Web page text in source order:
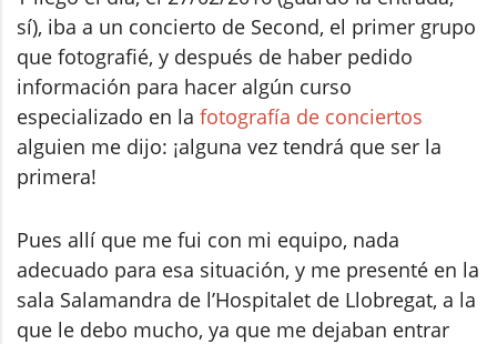
sí), iba a un concierto de Second, el primer grupo
que fotografié, y después de haber pedido
información para hacer algún curso
especializado en la fotografía de conciertos
alguien me dijo: ¡alguna vez tendrá que ser la
primera!
Pues allí que me fui con mi equipo, nada
adecuado para esa situación, y me presenté en la
sala Salamandra de l’Hospitalet de Llobregat, a la
que le debo mucho, ya que me dejaban entrar